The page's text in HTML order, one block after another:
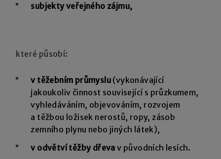
subjekty veřejného zájmu,
které působí:
v těžebním průmyslu (vykonávající
jakoukoliv činnost související s průzkumem,
vyhledáváním, objevováním, rozvojem
a těžbou ložisek nerostů, ropy, zásob
zemního plynu nebo jiných látek),
v odvětví těžby dřeva v původních lesích.